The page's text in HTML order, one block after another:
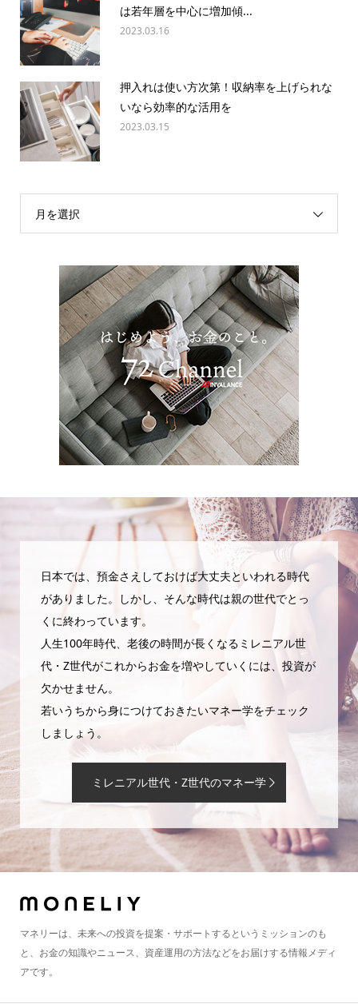
は若年層を中心に増加傾...
2023.03.16
押入れは使い方次第！収納率を上げられな
いなら効率的な活用を
2023.03.15
月を選択
日本では、預金さえしておけば大丈夫といわれる時代
がありました。しかし、そんな時代は親の世代でとっ
くに終わっています。
人生100年時代、老後の時間が長くなるミレニアル世
代・Z世代がこれからお金を増やしていくには、投資が
欠かせません。
若いうちから身につけておきたいマネー学をチェック
しましょう。
ミレニアル世代・Z世代のマネー学
マネリーは、未来への投資を提案・サポートするというミッションのも
と、お金の知識やニュース、資産運用の方法などをお届けする情報メディ
アです。